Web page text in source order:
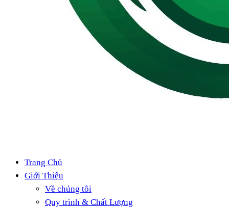
Trang Chủ
Giới Thiệu
Về chúng tôi
Quy trình & Chất Lượng